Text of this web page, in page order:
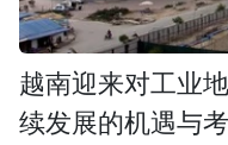
越南迎来对工业
续发展的机遇与